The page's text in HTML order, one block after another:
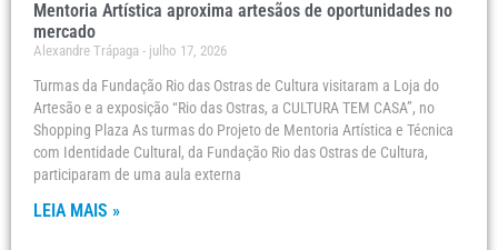
Mentoria Artística aproxima artesãos de oportunidades no
mercado
Alexandre Trápaga julho 17, 2026
Turmas da Fundação Rio das Ostras de Cultura visitaram a Loja do
Artesão e a exposição “Rio das Ostras, a CULTURA TEM CASA”, no
Shopping Plaza As turmas do Projeto de Mentoria Artística e Técnica
com Identidade Cultural, da Fundação Rio das Ostras de Cultura,
participaram de uma aula externa
LEIA MAIS »